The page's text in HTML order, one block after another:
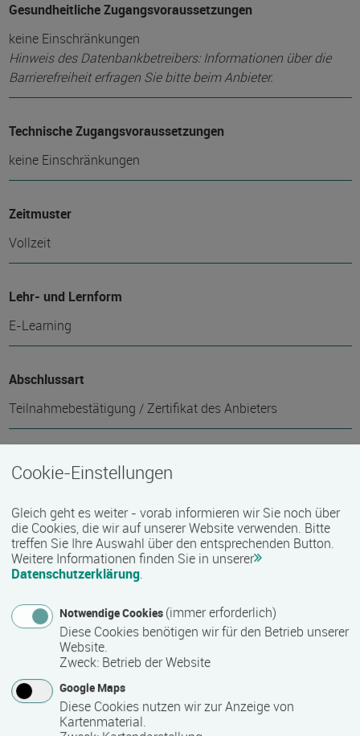
Gesundheitliche Zugangsvoraussetzungen
keine Einschränkungen
Hinweis des Datenbankbetreibers: Informationen über die
Barrierefreiheit erfragen Sie bitte beim Anbieter.
Technische Zugangsvoraussetzungen
keine Einschränkungen
Zeitmuster
Vollzeit
Lehr- und Lernform
E-Learning
Abschlussart
Teilnahmebestätigung / Zertifikat des Anbieters
Voraussichtliche Dauer
Termin
Termine auf Anfrage
Bemerkungen zum Termin
Die Qualifizierung läuft in Vollzeit.
Mindest­teilnehmer­anzahl
Cookie-Einstellungen
Gleich geht es weiter - vorab informieren wir Sie noch über
die Cookies, die wir auf unserer Website verwenden. Bitte
treffen Sie Ihre Auswahl über den entsprechenden Button.
Weitere Informationen finden Sie in unserer
Datenschutzerklärung.
Notwendige Cookies (immer erforderlich)
Diese Cookies benötigen wir für den Betrieb unserer
Website.
Zweck: Betrieb der Website
Google Maps
Diese Cookies nutzen wir zur Anzeige von
Kartenmaterial.